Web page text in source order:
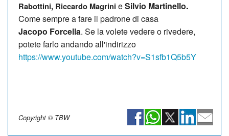
Rabottini, Riccardo Magrini eSilvio Martinello.
Come sempre a fare il padrone di casa
Jacopo Forcella. Se la volete vedere o rivedere,
potete farlo andando all'indirizzo
https://www.youtube.com/watch?v=S1sfb1Q5b5Y
Copyright © TBW